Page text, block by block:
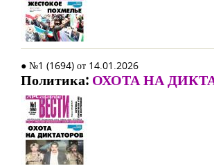
● №1 (1694) от 14.01.2026
Политика: ОХОТА НА